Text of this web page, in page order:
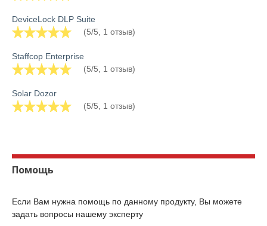
DeviceLock DLP Suite
(5/5, 1 отзыв)
Staffcop Enterprise
(5/5, 1 отзыв)
Solar Dozor
(5/5, 1 отзыв)
Помощь
Если Вам нужна помощь по данному продукту, Вы можете
задать вопросы нашему эксперту